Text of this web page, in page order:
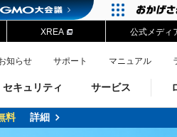
XREA 公式メディ
セキュリティ サービス
知らせ サポート マニュアル
料 詳細